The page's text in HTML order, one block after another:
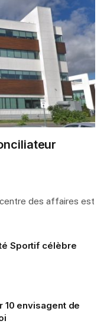
des affaires est
Sportif célèbre
10 envisagent de